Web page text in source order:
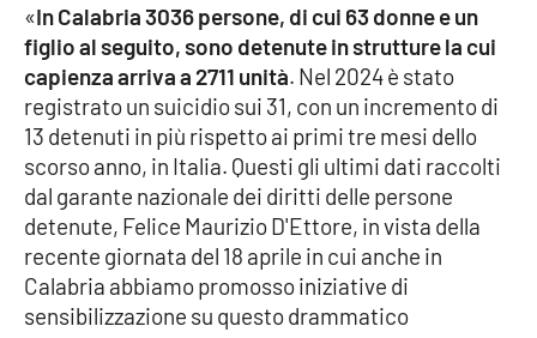
Cronaca
Cultura
Economia e Lavoro
Politica
Sanità
Società
«In Calabria 3036 persone, di cui 63 donne e un
figlio al seguito, sono detenute in strutture la cui
capienza arriva a 2711 unità. Nel 2024 è stato
registrato un suicidio sui 31, con un incremento di
13 detenuti in più rispetto ai primi tre mesi dello
scorso anno, in Italia. Questi gli ultimi dati raccolti
dal garante nazionale dei diritti delle persone
detenute, Felice Maurizio D'Ettore, in vista della
recente giornata del 18 aprile in cui anche in
Calabria abbiamo promosso iniziative di
sensibilizzazione su questo drammatico